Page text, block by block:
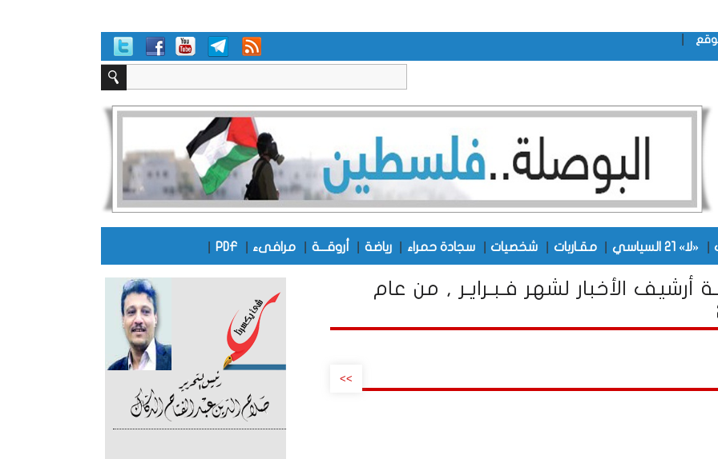
«لا» 21 السياسي مقـاربات شخصيات سجادة حمراء رياضة أروقـــة مرافىء PDF
أرشيف الأخبار لشهر فـبـرايـر , من عام
>>